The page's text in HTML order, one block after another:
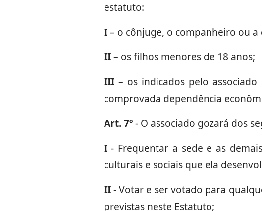
estatuto:
I– o cônjuge, o companheiro ou a
II– os filhos menores de 18 anos;
III– os indicados pelo associado
comprovada dependência
Art. 7º- O associado gozará dos
I- Frequentar a sede e as
culturais e sociais que ela
II- Votar e ser votado para
previstas neste Estatuto;